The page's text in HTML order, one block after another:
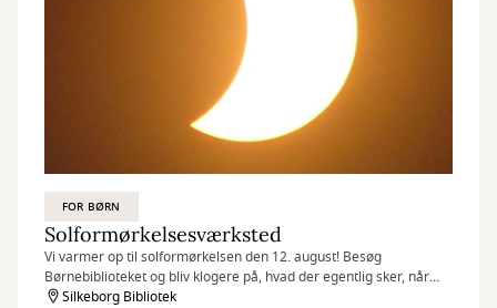
FOR BØRN
Solformørkelsesværksted
Vi varmer op til solformørkelsen den 12. august! Besøg
Børnebiblioteket og bliv klogere på, hvad der egentlig sker, når
solen – næsten – går i sort.
Silkeborg Bibliotek